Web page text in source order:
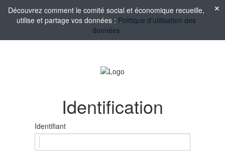
Découvrez comment le comité social et économique recueille,
utilise et partage vos données : Politique d'utilisation des
données
Identification
Identifiant